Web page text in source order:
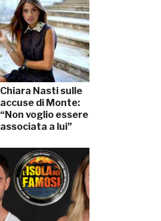
Chiara Nasti sulle
accuse di Monte:
“Non voglio essere
associata a lui”